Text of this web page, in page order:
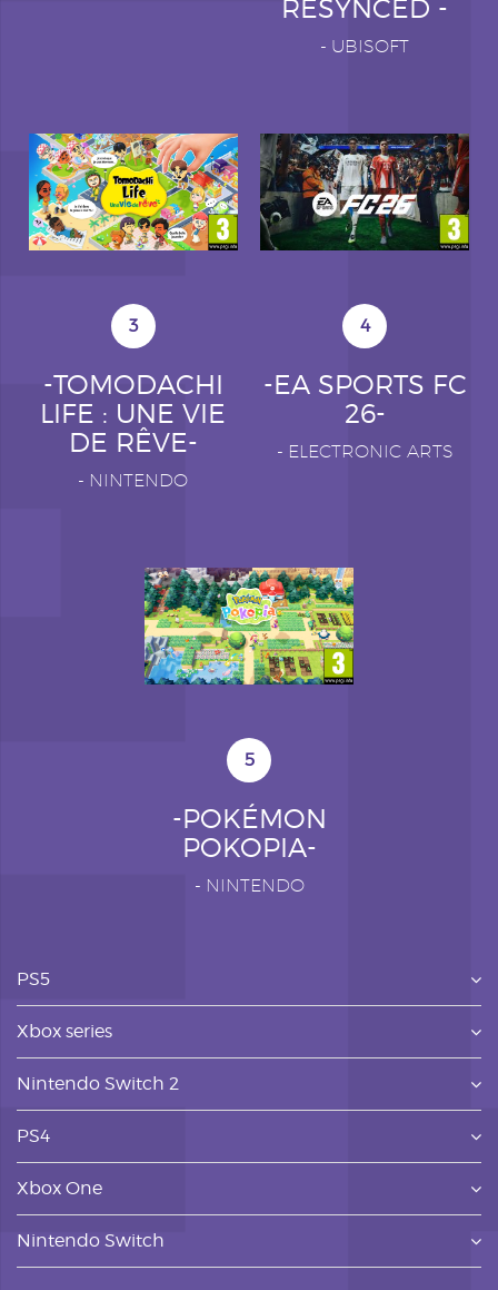
RESYNCED -
- UBISOFT
3
-TOMODACHI
LIFE : UNE VIE
DE RÊVE-
- NINTENDO
4
-EA SPORTS FC
26-
- ELECTRONIC ARTS
5
-POKÉMON
POKOPIA-
- NINTENDO
PS5
Xbox series
Nintendo Switch 2
PS4
Xbox One
Nintendo Switch